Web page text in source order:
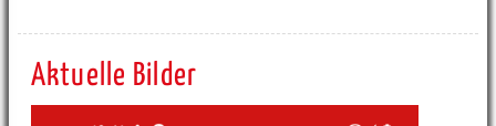
Aktuelle Bilder